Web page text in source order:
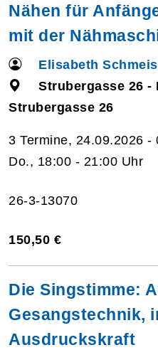
Nähen für
mit der
Elisabeth
Strubergasse 26 -
Strubergasse 26
3 Termine, 24.09.2026 -
Do., 18:00 - 21:00 Uhr
26-3-13070
150,50 €
Die Singstimme:
Gesangstechnik,
Ausdruckskraft